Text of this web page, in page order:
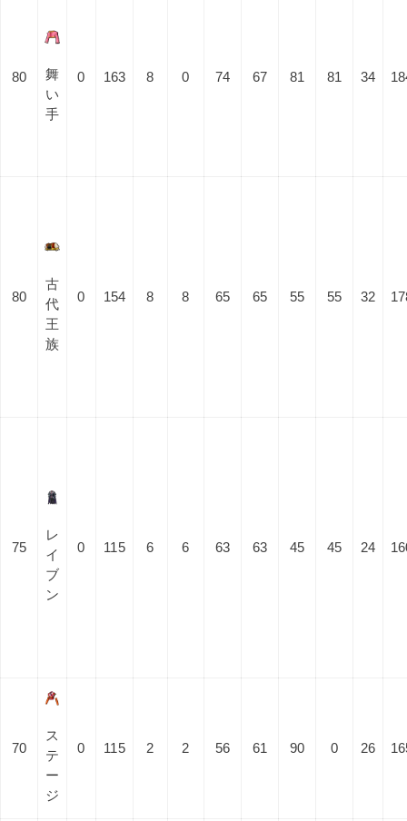
80
舞
い
手
0 163 8 0 74 67 81 81 34
80
古
代
王
族
0 154 8 8 65 65 55 55 32
75
レ
イ
ブ
ン
0 115 6 6 63 63 45 45 24
70
ス
テ
ー
ジ
0 115 2 2 56 61 90 0 26